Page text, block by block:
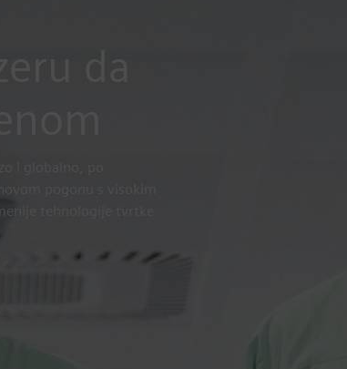
i globalno, po
pogonu s visokim
tehnologije tvrtke